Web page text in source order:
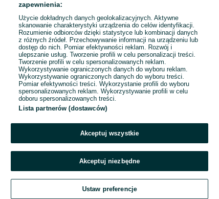
Zadzwoń / SMS
zapewnienia:
Użycie dokładnych danych geolokalizacyjnych. Aktywne
skanowanie charakterystyki urządzenia do celów identyfikacji.
Rozumienie odbiorców dzięki statystyce lub kombinacji danych
z różnych źródeł. Przechowywanie informacji na urządzeniu lub
dostęp do nich. Pomiar efektywności reklam. Rozwój i
ulepszanie usług. Tworzenie profili w celu personalizacji treści.
Tworzenie profili w celu spersonalizowanych reklam.
Wykorzystywanie ograniczonych danych do wyboru reklam.
Wykorzystywanie ograniczonych danych do wyboru treści.
Pomiar efektywności treści. Wykorzystanie profili do wyboru
spersonalizowanych reklam. Wykorzystywanie profili w celu
doboru spersonalizowanych treści.
Lista partnerów (dostawców)
Akceptuj wszystkie
Akceptuj niezbędne
Ustaw preferencje